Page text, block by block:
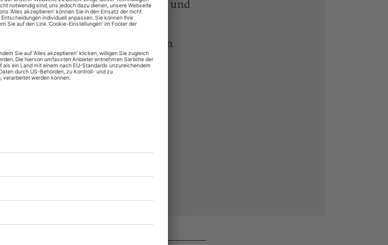
Zugang zur Theater-heute-App und
zum ePaper
Lesegenuss auf allen Endgeräten
Zugang zum Onlinearchiv von
Theater heute
Digital-Abo testen